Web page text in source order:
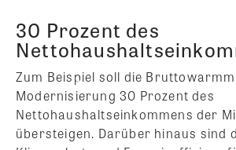
30 Prozent des
Zum Beispiel soll die
Modernisierung 30 Prozent des
Nettohaushaltseinkommens der
übersteigen. Darüber hinaus sind